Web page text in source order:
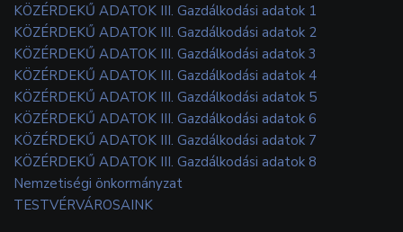
KÖZÉRDEKŰ ADATOK III. Gazdálkodási adatok 1
KÖZÉRDEKŰ ADATOK III. Gazdálkodási adatok 2
KÖZÉRDEKŰ ADATOK III. Gazdálkodási adatok 3
KÖZÉRDEKŰ ADATOK III. Gazdálkodási adatok 4
KÖZÉRDEKŰ ADATOK III. Gazdálkodási adatok 5
KÖZÉRDEKŰ ADATOK III. Gazdálkodási adatok 6
KÖZÉRDEKŰ ADATOK III. Gazdálkodási adatok 7
KÖZÉRDEKŰ ADATOK III. Gazdálkodási adatok 8
Nemzetiségi önkormányzat
TESTVÉRVÁROSAINK